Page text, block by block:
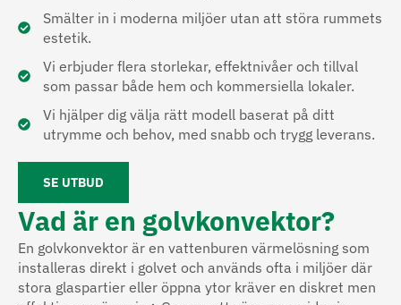
Smälter in i moderna miljöer utan att störa rummets
estetik.
Vi erbjuder flera storlekar, effektnivåer och tillval
som passar både hem och kommersiella lokaler.
Vi hjälper dig välja rätt modell baserat på ditt
utrymme och behov, med snabb och trygg leverans.
SE UTBUD
Vad är en golvkonvektor?
En golvkonvektor är en vattenburen värmelösning som
installeras direkt i golvet och används ofta i miljöer där
stora glaspartier eller öppna ytor kräver en diskret men